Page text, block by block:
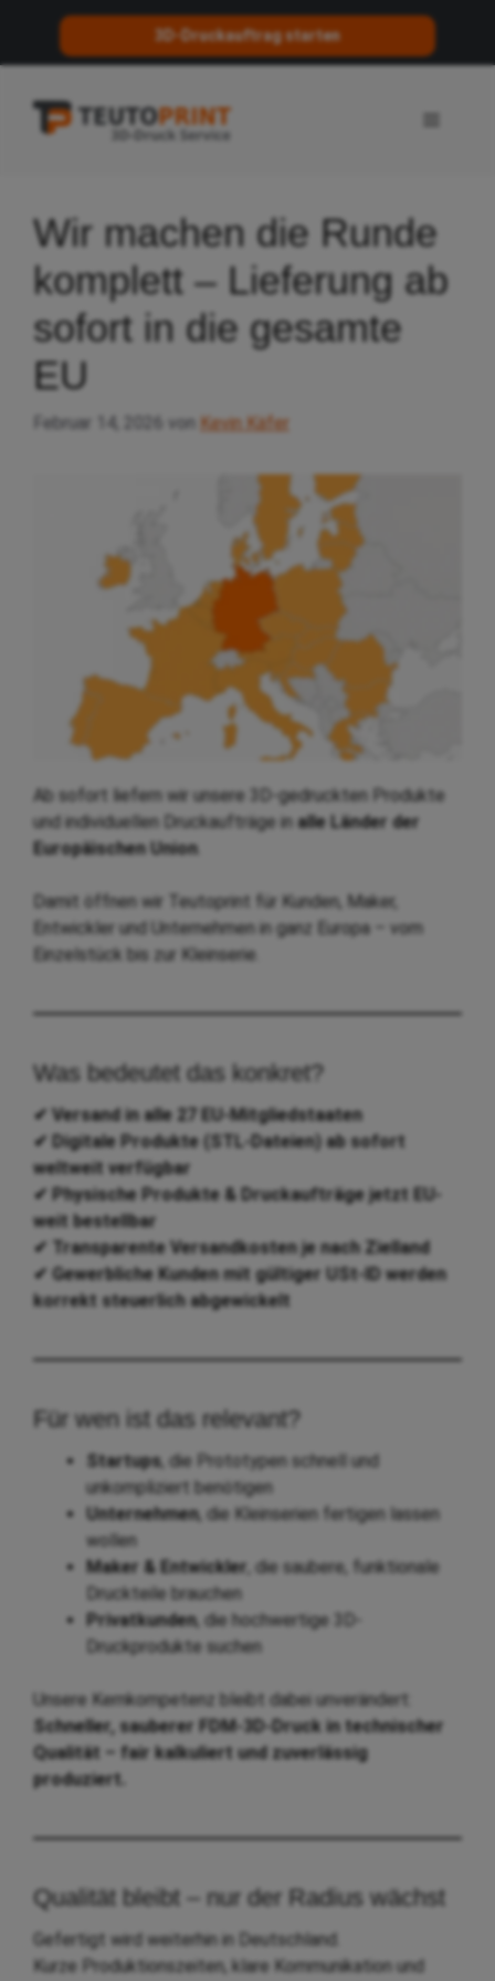
3D-Druckauftrag starten
Inhalt
springen
Wir machen die Runde
komplett – Lieferung ab
sofort in die gesamte
EU
Februar 14, 2026 von Kevin Käfer
Ab sofort liefern wir unsere 3D-gedruckten Produkte
und individuellen Druckaufträge in alle Länder der
Europäischen Union.
Damit öffnen wir Teutoprint für Kunden, Maker,
Entwickler und Unternehmen in ganz Europa – vom
Einzelstück bis zur Kleinserie.
Was bedeutet das konkret?
✔ Versand in alle 27 EU-Mitgliedstaaten
✔ Digitale Produkte (STL-Dateien) ab sofort
weltweit verfügbar
✔ Physische Produkte & Druckaufträge jetzt EU-
weit bestellbar
✔ Transparente Versandkosten je nach Zielland
✔ Gewerbliche Kunden mit gültiger USt-ID werden
korrekt steuerlich abgewickelt
Für wen ist das relevant?
Startups, die Prototypen schnell und
unkompliziert benötigen
Unternehmen, die Kleinserien fertigen lassen
wollen
Maker & Entwickler , die saubere, funktionale
Druckteile brauchen
Privatkunden, die hochwertige 3D-
Druckprodukte suchen
Unsere Kernkompetenz bleibt dabei unverändert:
Schneller, sauberer FDM-3D-Druck in technischer
Qualität – fair kalkuliert und zuverlässig
produziert.
Qualität bleibt – nur der Radius wächst
Gefertigt wird weiterhin in Deutschland.
Kurze Produktionszeiten, klare Kommunikation und